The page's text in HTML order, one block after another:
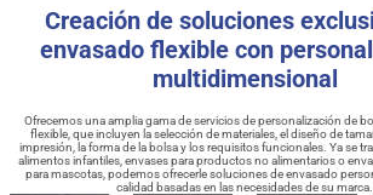
Creación de soluciones
envasado flexible con
multidimensional
Ofrecemos una amplia gama de servicios de personalización de
flexible, que incluyen la selección de materiales, el diseño de
impresión, la forma de la bolsa y los requisitos funcionales. Ya se
alimentos infantiles, envases para productos no alimentarios o
para mascotas, podemos ofrecerle soluciones de envasado
calidad basadas en las necesidades de su marca.